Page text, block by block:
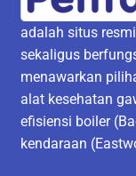
adalah situs
sekaligus
menawarkan
alat kesehatan
efisiensi boiler
kendaraan